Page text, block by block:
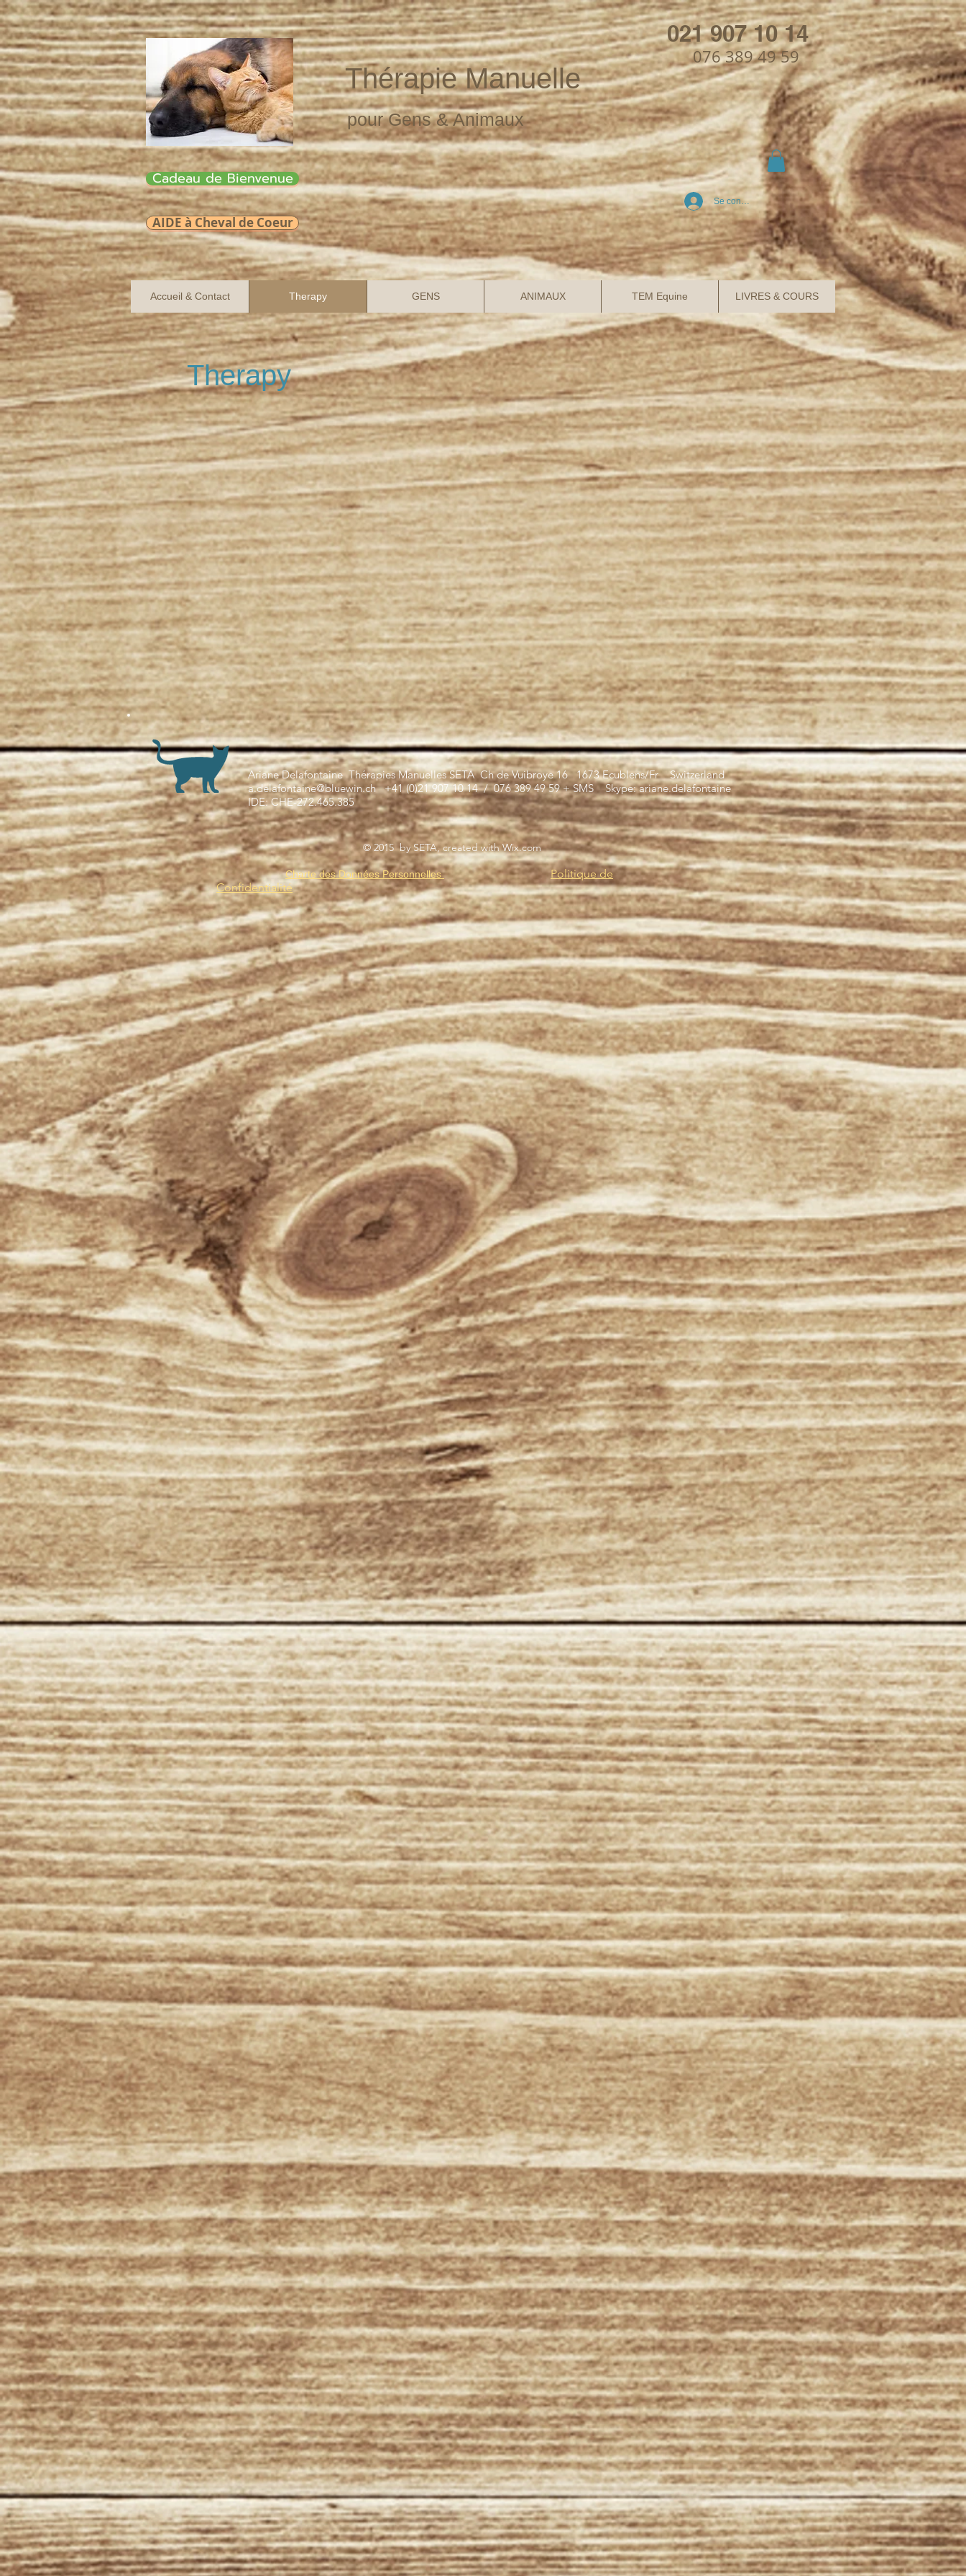
Thérapie Manuelle
pour Gens & Animaux
021 907 10 14
076 389 49 59
Cadeau de Bienvenue
Se connecter
AIDE à Cheval de Coeur
Accueil & Contact Therapy GENS ANIMAUX TEM Equine LIVRES & COURS
Therapy
Ariane Delafontaine Thérapies Manuelles SETA Ch de Vuibroye 16 1673 Ecublens/Fr Switzerland
a.delafontaine@bluewin.ch+41 (0)21 907 10 14 / 076 389 49 59 + SMS Skype: ariane.delafontaine
IDE: CHE-272.465.385
© 2015 by SETA, created with Wix.com
Charte des Données Personnelles
Politique de
Confidentialité